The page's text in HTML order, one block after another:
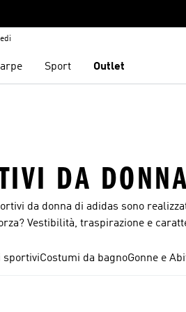
Sport Outlet
DA DONNA
da donna di adidas sono
Vestibilità, traspirazione e
sportiviCostumi da bagnoGonne e